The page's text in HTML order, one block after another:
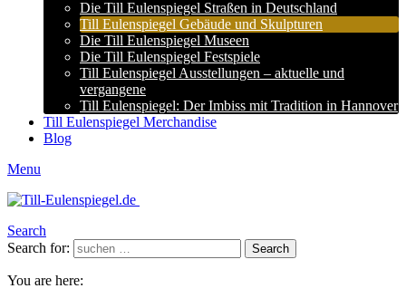
Die Till Eulenspiegel Straßen in Deutschland
Till Eulenspiegel Gebäude und Skulpturen
Die Till Eulenspiegel Museen
Die Till Eulenspiegel Festspiele
Till Eulenspiegel Ausstellungen – aktuelle und
vergangene
Till Eulenspiegel: Der Imbiss mit Tradition in Hannover
Till Eulenspiegel Merchandise
Blog
Menu
Search
Search for:
Search
You are here: